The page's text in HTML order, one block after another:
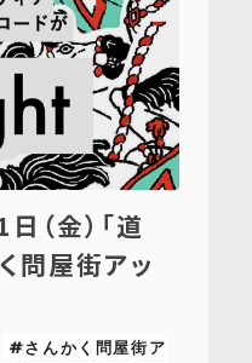
（金）「道
問屋街アッ
#さんかく問屋街ア